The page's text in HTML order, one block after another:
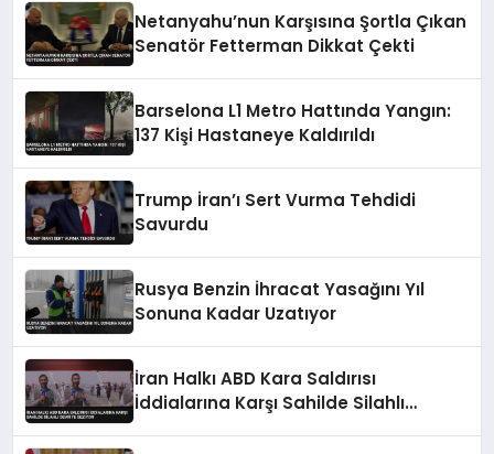
Netanyahu’nun Karşısına Şortla Çıkan
Senatör Fetterman Dikkat Çekti
Barselona L1 Metro Hattında Yangın:
137 Kişi Hastaneye Kaldırıldı
Trump İran’ı Sert Vurma Tehdidi
Savurdu
Rusya Benzin İhracat Yasağını Yıl
Sonuna Kadar Uzatıyor
İran Halkı ABD Kara Saldırısı
İddialarına Karşı Sahilde Silahlı